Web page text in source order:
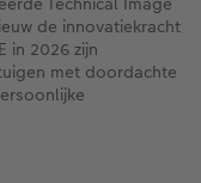
de innovatiekracht
in 2026 zijn
met doordachte